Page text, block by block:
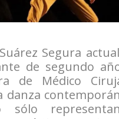
Segura
de segundo
de Médico
danza
sólo